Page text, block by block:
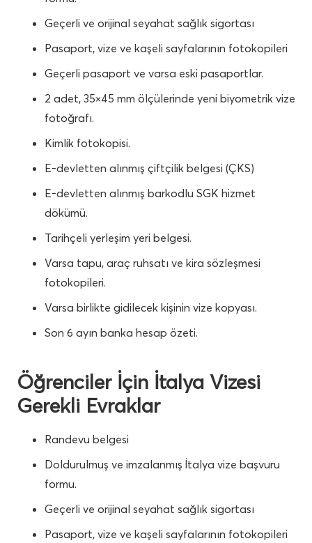
Geçerli ve orijinal seyahat sağlık sigortası
Pasaport, vize ve kaşeli sayfalarının fotokopileri
Geçerli pasaport ve varsa eski pasaportlar.
2 adet, 35×45 mm ölçülerinde yeni biyometrik vize
fotoğrafı.
Kimlik fotokopisi.
E-devletten alınmış çiftçilik belgesi (ÇKS)
E-devletten alınmış barkodlu SGK hizmet
dökümü.
Tarihçeli yerleşim yeri belgesi.
Varsa tapu, araç ruhsatı ve kira sözleşmesi
fotokopileri.
Varsa birlikte gidilecek kişinin vize kopyası.
Son 6 ayın banka hesap özeti.
Öğrenciler İçin İtalya Vizesi
Gerekli Evraklar
Randevu belgesi
Doldurulmuş ve imzalanmış İtalya vize başvuru
formu.
Geçerli ve orijinal seyahat sağlık sigortası
Pasaport, vize ve kaşeli sayfalarının fotokopileri